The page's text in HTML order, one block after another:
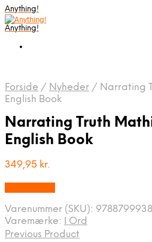
Anything!
Anything!
Forside / Nyheder / Narrating
English Book
Narrating Truth
English Book
349,95 kr.
Varenummer (SKU):
Varemærke: I Ord
Previous Product